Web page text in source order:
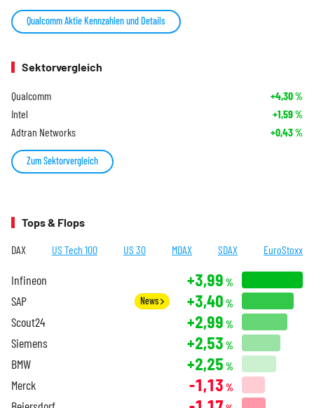
Qualcomm Aktie Kennzahlen und Details
Sektorvergleich
Qualcomm +4,30%
Intel +1,59%
Adtran Networks +0,43%
Zum Sektorvergleich
Tops & Flops
DAX US Tech 100 US 30 MDAX SDAX EuroStoxx
Infineon +3,99 %
SAP News +3,40 %
Scout24 +2,99 %
Siemens +2,53 %
BMW +2,25 %
Merck -1,13 %